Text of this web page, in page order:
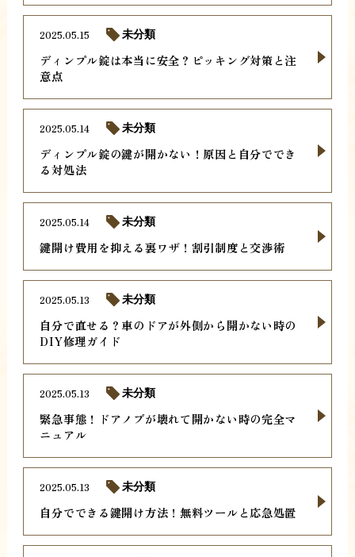
ディンプル錠は本当に安全？ピッキング対策と注
意点
2025.05.15 未分類
ディンプル錠の鍵が開かない！原因と自分ででき
る対処法
2025.05.14 未分類
鍵開け費用を抑える裏ワザ！割引制度と交渉術
2025.05.14 未分類
自分で直せる？車のドアが外側から開かない時の
DIY修理ガイド
2025.05.13 未分類
緊急事態！ドアノブが壊れて開かない時の完全マ
ニュアル
2025.05.13 未分類
自分でできる鍵開け方法！無料ツールと応急処置
2025.05.13 未分類